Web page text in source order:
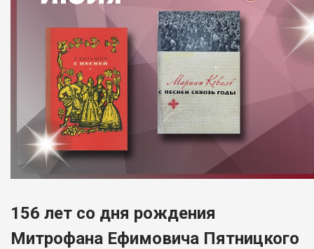
156 лет со дня рождения
Митрофана Ефимовича Пятницкого